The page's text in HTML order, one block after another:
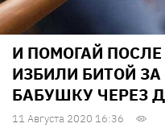
И ПОМОГАЙ
ИЗБИЛИ БИТОЙ ЗА
БАБУШКУ ЧЕРЕЗ
11 Августа 2020 16:36